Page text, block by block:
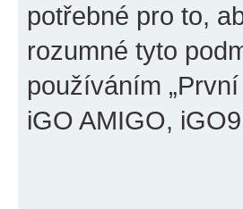
potřebné pro to,
rozumné tyto
používáním
iGO AMIGO,